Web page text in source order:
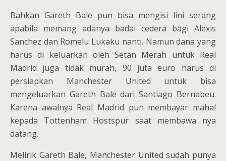
Bahkan Gareth Bale pun bisa mengisi lini serang
apabila memang adanya badai cedera bagi Alexis
Sanchez dan Romelu Lukaku nanti. Namun dana yang
harus di keluarkan oleh Setan Merah untuk Real
Madrid juga tidak murah, 90 juta euro harus di
persiapkan Manchester United untuk bisa
mengeluarkan Gareth Bale dari Santiago Bernabeu.
Karena awalnya Real Madrid pun membayar mahal
kepada Tottenham Hostspur saat membawa nya
datang.
Melirik Gareth Bale, Manchester United sudah punya